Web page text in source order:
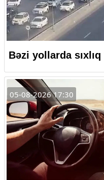
Bəzi yollarda sıxlıq
05-08-2026 17:30